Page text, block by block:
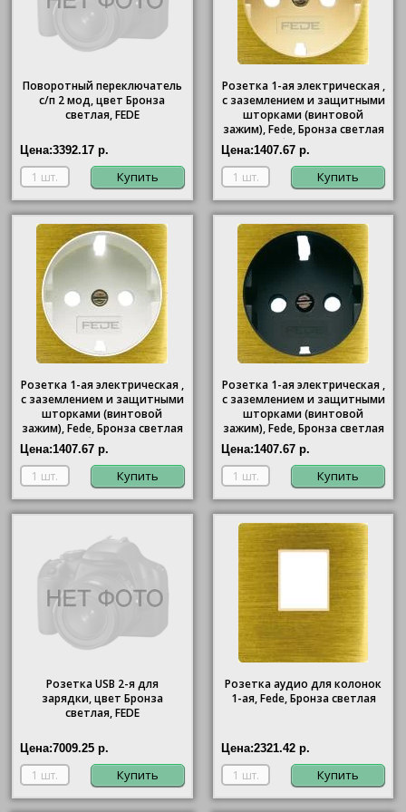
Поворотный переключатель
с/п 2 мод, цвет Бронза
светлая, FEDE
Цена:3392.17 р.
Купить
Розетка 1-ая электрическая ,
с заземлением и защитными
шторками (винтовой
зажим), Fede, Бронза светлая
(бежевый)
Цена:1407.67 р.
Купить
Розетка 1-ая электрическая ,
с заземлением и защитными
шторками (винтовой
зажим), Fede, Бронза светлая
(белый)
Цена:1407.67 р.
Купить
Розетка 1-ая электрическая ,
с заземлением и защитными
шторками (винтовой
зажим), Fede, Бронза светлая
(черный)
Цена:1407.67 р.
Купить
Розетка USB 2-я для
зарядки, цвет Бронза
светлая, FEDE
Цена:7009.25 р.
Купить
Розетка аудио для колонок
1-ая, Fede, Бронза светлая
Цена:2321.42 р.
Купить